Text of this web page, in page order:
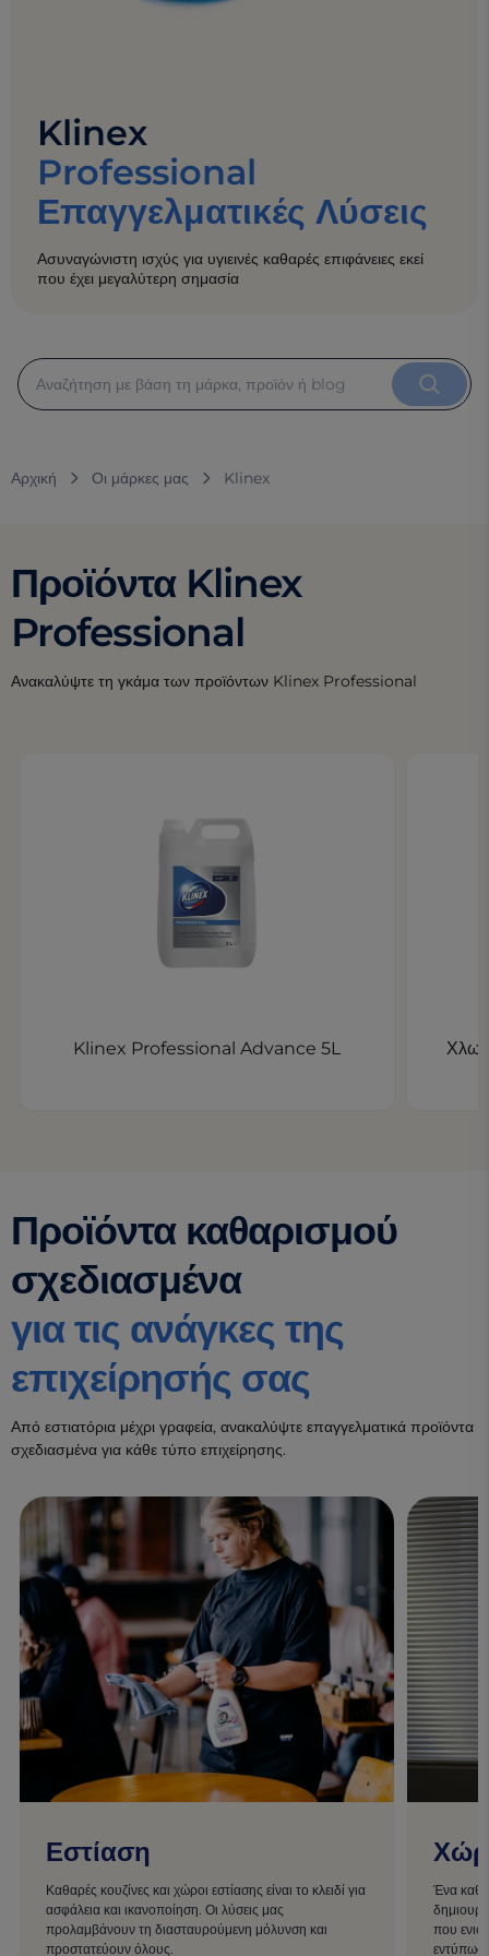
Klinex
Professional
Επαγγελματικές Λύσεις
Ασυναγώνιστη ισχύς για υγιεινές καθαρές επιφάνειες εκεί
που έχει μεγαλύτερη σημασία
Αρχική Οι μάρκες μας Klinex
Προϊόντα Klinex
Professional
Ανακαλύψτε τη γκάμα των προϊόντων Klinex Professional
Klinex Professional Advance 5L
Προϊόντα καθαρισμού
σχεδιασμένα
για τις ανάγκες της
επιχείρησής σας
Από εστιατόρια μέχρι γραφεία, ανακαλύψτε επαγγελματικά προϊόντα
σχεδιασμένα για κάθε τύπο επιχείρησης.
Εστίαση
Καθαρές κουζίνες και χώροι εστίασης είναι το κλειδί για
ασφάλεια και ικανοποίηση. Οι λύσεις μας
προλαμβάνουν τη διασταυρούμενη μόλυνση και
προστατεύουν όλους.
Ένα
που